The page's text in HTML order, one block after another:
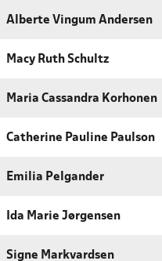
Alberte Vingum Andersen
Macy Ruth Schultz
Maria Cassandra Korhonen
Catherine Pauline Paulson
Emilia Pelgander
Ida Marie Jørgensen
Signe Markvardsen